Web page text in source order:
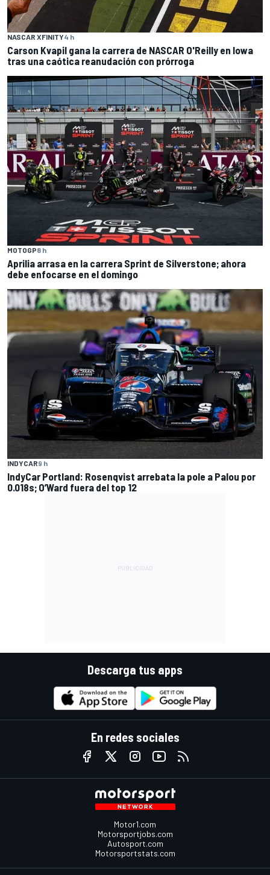
NASCAR XFINITY4 h
Carson Kvapil gana la carrera de NASCAR O'Reilly en Iowa
tras una caótica reanudación con prórroga
MOTOGP8 h
Aprilia arrasa en la carrera Sprint de Silverstone; ahora
debe enfocarse en el domingo
INDYCAR9 h
IndyCar Portland: Rosenqvist arrebata la pole a Palou por
0.018s; O’Ward fuera del top 12
Descarga tus apps
En redes sociales
Motor1.com
Motorsportjobs.com
Autosport.com
Motorsportstats.com